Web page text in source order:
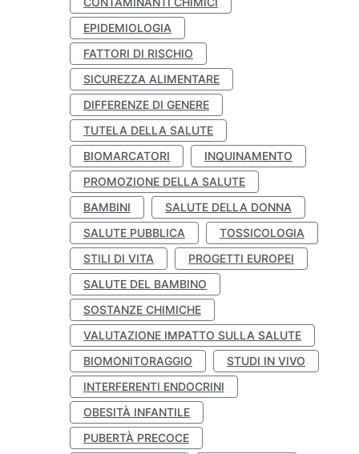
EPIDEMIOLOGIA
FATTORI DI RISCHIO
SICUREZZA ALIMENTARE
DIFFERENZE DI GENERE
TUTELA DELLA SALUTE
BIOMARCATORI
INQUINAMENTO
PROMOZIONE DELLA SALUTE
BAMBINI
SALUTE DELLA DONNA
SALUTE PUBBLICA
TOSSICOLOGIA
STILI DI VITA
PROGETTI EUROPEI
SALUTE DEL BAMBINO
SOSTANZE CHIMICHE
VALUTAZIONE IMPATTO SULLA SALUTE
BIOMONITORAGGIO
STUDI IN VIVO
INTERFERENTI ENDOCRINI
OBESITÀ INFANTILE
PUBERTÀ PRECOCE